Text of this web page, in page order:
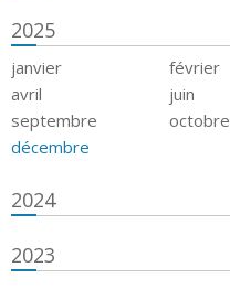
2025
janvier février
avril
juin
septembre
octobre
décembre
2024
2023